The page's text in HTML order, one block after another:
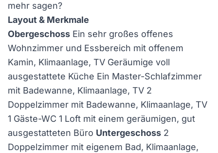
mehr sagen?
Layout & Merkmale
Obergeschoss Ein sehr großes offenes
Wohnzimmer und Essbereich mit offenem
Kamin, Klimaanlage, TV Geräumige voll
ausgestattete Küche Ein Master-Schlafzimmer
mit Badewanne, Klimaanlage, TV 2
Doppelzimmer mit Badewanne, Klimaanlage, TV
1 Gäste-WC 1 Loft mit einem geräumigen, gut
ausgestatteten Büro Untergeschoss 2
Doppelzimmer mit eigenem Bad, Klimaanlage,